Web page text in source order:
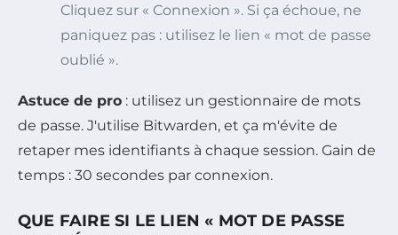
Cliquez sur « Connexion ». Si ça échoue, ne
paniquez pas : utilisez le lien « mot de passe
oublié ».
Astuce de pro : utilisez un gestionnaire de mots
de passe. J'utilise Bitwarden, et ça m'évite de
retaper mes identifiants à chaque session. Gain de
temps : 30 secondes par connexion.
QUE FAIRE SI LE LIEN « MOT DE PASSE